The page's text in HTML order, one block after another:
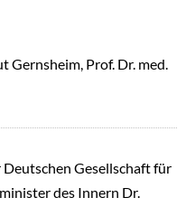
Gernsheim, Prof. Dr. med.
Gesellschaft für
des Innern Dr.